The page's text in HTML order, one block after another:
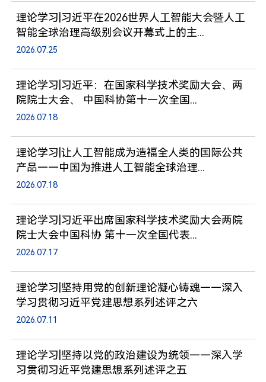
理论学习|习近平在2026世界人工智能大会暨人工
智能全球治理高级别会议开幕式上的主...
2026.07.25
理论学习|习近平：在国家科学技术奖励大会、两
院院士大会、 中国科协第十一次全国...
2026.07.18
理论学习|让人工智能成为造福全人类的国际公共
产品——中国为推进人工智能全球治理...
2026.07.18
理论学习|习近平出席国家科学技术奖励大会两院
院士大会中国科协 第十一次全国代表...
2026.07.17
理论学习|坚持用党的创新理论凝心铸魂——深入
学习贯彻习近平党建思想系列述评之六
2026.07.11
理论学习|坚持以党的政治建设为统领——深入学
习贯彻习近平党建思想系列述评之五